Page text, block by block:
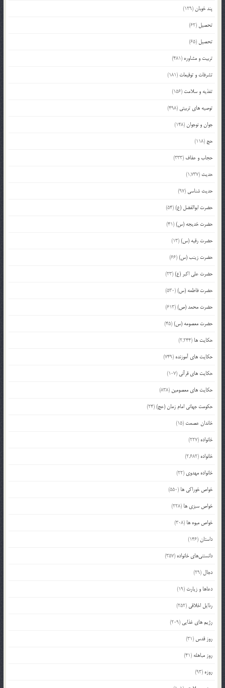
پند خوبان(129)
تحصیل (62)
تحصیل (65)
تربیت و مشاوره (481)
تشرفات و توقیعات (181)
تغذیه و سلامت (156)
توصیه های تربیتی (498)
جوان و نوجوان(148)
حج (118)
حجاب و عفاف (333)
حدیث (1,737)
حدیث شناسی (97)
حضرت ابوالفضل (ع)(54)
حضرت خدیجه (س)(41)
حضرت رقیه (س)(13)
حضرت زینب (س)(66)
حضرت علی اکبر (ع)(23)
حضرت فاطمه (س)(530)
حضرت محمد (ص)(613)
حضرت معصومه (س)(45)
حکایت ها (2,244)
حکایت های آموزنده (749)
حکایت های قرآنی (107)
حکایت های معصومین (838)
حکومت جهانی امام زمان (عج)(24)
خاندان عصمت (15)
خانواده (227)
خانواده (2,682)
خانواده مهدوی (22)
خواص خوراکی ها (550)
خواص سبزی ها (228)
خواص میوه ها (308)
داستان(146)
دانستنی‌های خانواده (357)
دجال (29)
دعاها و زیارت (19)
رذایل اخلاقی (252)
رژیم های غذایی (209)
روز قدس (31)
روز مباهله (41)
روزه (93)